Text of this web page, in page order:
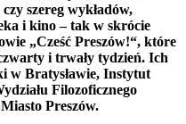
szereg wykładów,
i kino – tak w skrócie
„Cześć Preszów!“, które
i trwały tydzień. Ich
w Bratysławie, Instytut
Filozoficznego
Preszów.